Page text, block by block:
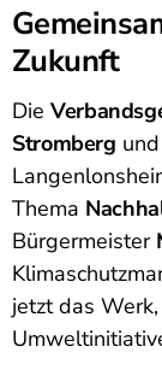
Zukunft
Die
Stromberg
Thema
Bürgermeister
jetzt das